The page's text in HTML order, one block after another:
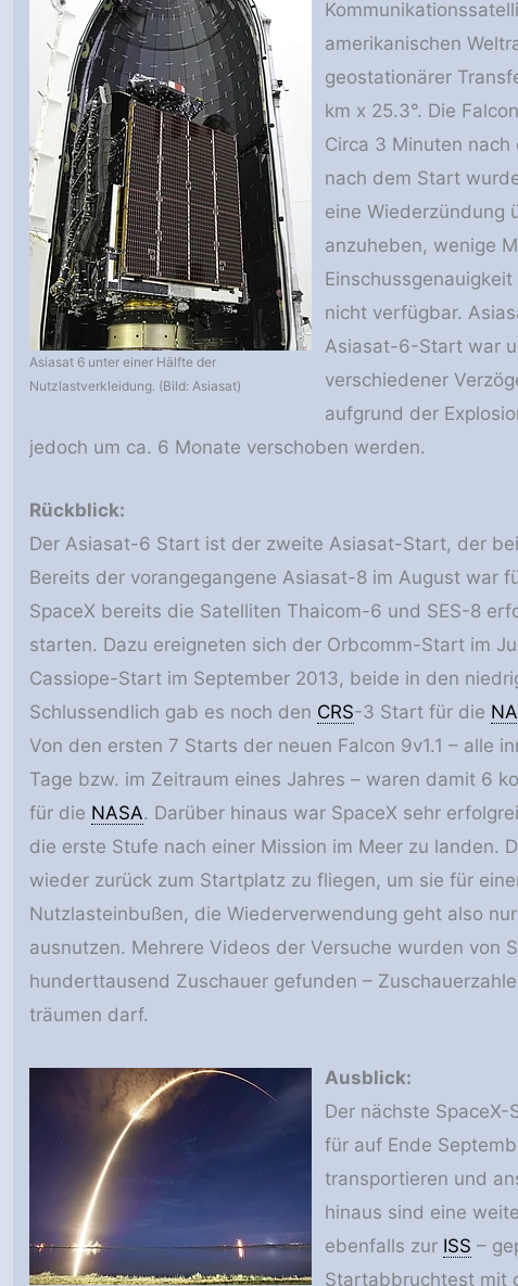
Asiasat 6 unter einer Hälfte der
Nutzlastverkleidung. (Bild: Asiasat)
amerikanischen
geostationärer
km x 25.3°. Die
Circa 3 Minuten
nach dem Start
eine Wiederzündung
anzuheben, wenige
nicht verfügbar.
Asiasat-6-Start war
verschiedener
aufgrund der
jedoch um ca. 6 Monate verschoben werden.
Rückblick:
Der Asiasat-6 Start ist der zweite Asiasat-Start, der
Bereits der vorangegangene Asiasat-8 im August war
SpaceX bereits die Satelliten Thaicom-6 und SES-8
starten. Dazu ereigneten sich der Orbcomm-Start im
Cassiope-Start im September 2013, beide in den
Schlussendlich gab es noch den CRS-3 Start für die
Von den ersten 7 Starts der neuen Falcon 9v1.1 – alle
Tage bzw. im Zeitraum eines Jahres – waren damit 6
für die NASA. Darüber hinaus war SpaceX sehr
die erste Stufe nach einer Mission im Meer zu landen.
wieder zurück zum Startplatz zu fliegen, um sie für
Nutzlasteinbußen, die Wiederverwendung geht also
ausnutzen. Mehrere Videos der Versuche wurden von
hunderttausend Zuschauer gefunden –
träumen darf.
Ausblick:
Der nächste SpaceX-
für auf Ende
transportieren und
hinaus sind eine
ebenfalls zur ISS –
Startabbruchtest mit